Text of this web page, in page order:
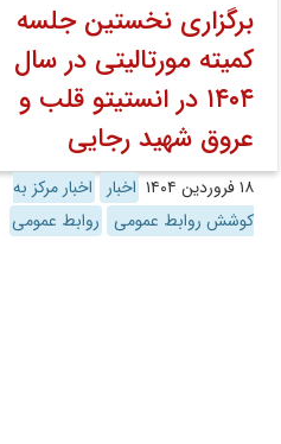
برگزاری نخستین جلسه
کمیته مورتالیتی در سال
۱۴۰۴ در انستیتو قلب و
عروق شهید رجایی
۱۸ فروردین ۱۴۰۴ اخبار
اخبار مرکز به
کوشش روابط عمومی روابط عمومی